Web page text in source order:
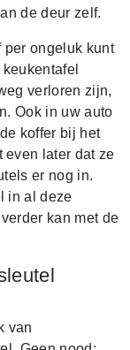
de deur zelf.
per ongeluk kunt
verloren zijn,
Ook in uw auto
koffer bij het
even later dat ze
er nog in.
in al deze
kan met de
van